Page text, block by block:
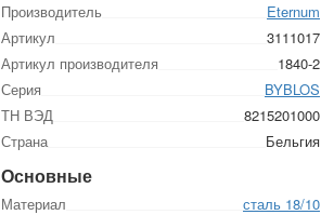
Производитель
Eternum
Артикул
3111017
Артикул производителя
1840-2
Серия
BYBLOS
ТН ВЭД
8215201000
Страна
Бельгия
Основные
Материал сталь 18/10